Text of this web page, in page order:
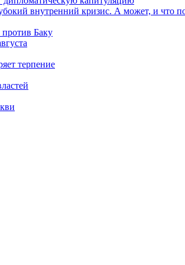
внутренний кризис. А может, и что
Баку
терпение